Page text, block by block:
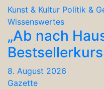
Kunst & Kultur Politik &
Wissenswertes
„Ab nach
8. August 2026
Gazette